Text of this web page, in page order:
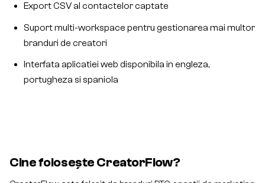
Export CSV al contactelor captate
Suport multi-workspace pentru gestionarea mai multor
branduri de creatori
Interfata aplicatiei web disponibila in engleza,
portugheza si spaniola
Cine folosește CreatorFlow?